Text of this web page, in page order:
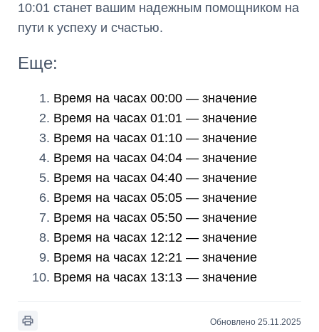
10:01 станет вашим надежным помощником на
пути к успеху и счастью.
Еще:
Время на часах 00:00 — значение
Время на часах 01:01 — значение
Время на часах 01:10 — значение
Время на часах 04:04 — значение
Время на часах 04:40 — значение
Время на часах 05:05 — значение
Время на часах 05:50 — значение
Время на часах 12:12 — значение
Время на часах 12:21 — значение
Время на часах 13:13 — значение
Обновлено 25.11.2025